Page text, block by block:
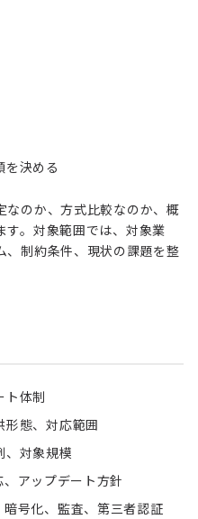
を決める
なのか、方式比較なのか、概
す。対象範囲では、対象業
、制約条件、現状の課題を整
ト体制
形態、対応範囲
、対象規模
アップデート方針
号化、監査、第三者認証